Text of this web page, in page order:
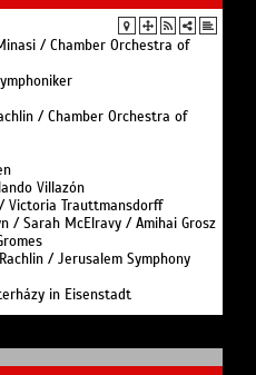
/ Chamber Orchestra of
/ Chamber Orchestra of
Villazón
Victoria Trauttmansdorff
/ Sarah McElravy / Amihai Grosz
/ Jerusalem Symphony
in Eisenstadt